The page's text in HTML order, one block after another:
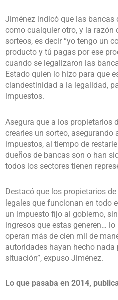
Jiménez indicó que las bancas
como cualquier otro, y la razón
sorteos, es decir “yo tengo un
producto y tú pagas por ese
cuando se legalizaron las
Estado quien lo hizo para que
clandestinidad a la legalidad,
impuestos.
Asegura que a los propietarios
crearles un sorteo, asegurando
impuestos, al tiempo de
dueños de bancas son o han
todos los sectores tienen
Destacó que los propietarios
legales que funcionan en todo
un impuesto fijo al gobierno,
ingresos que estas generen…
operan más de cien mil de
autoridades hayan hecho nada
situación”, expuso Jiménez.
Lo que pasaba en 2014,